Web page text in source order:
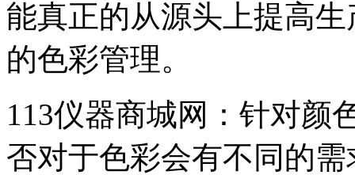
能真正的从源头上提高
的色彩管理。
113仪器商城网：针对颜
否对于色彩会有不同的需